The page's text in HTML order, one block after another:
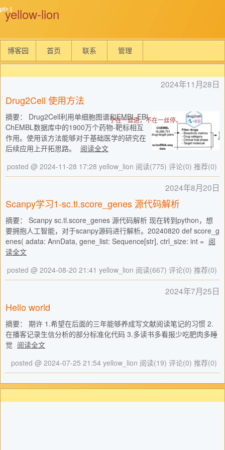
yellow-lion
宁在一丝进，不在一丝停。
博客园 首页 联系 管理
2024年11月28日
Drug2Cell 使用方法
摘要： Drug2Cell利用单细胞图谱和EMBL-EBI
ChEMBL数据库中的1900万个药物-靶标相互
作用。使用该方法能够对于基础医学的研究在
后续应用上开拓思路。
阅读全文
posted @ 2024-11-28 17:28 yellow_lion 阅读(775) 评论(0) 推荐(0)
2024年8月20日
Scanpy学习1-sc.tl.score_genes 源代码解析
摘要： Scanpy sc.tl.score_genes 源代码解析 现在转到python，想
要拥抱人工智能，对于scanpy源码进行解析。20240820 def score_g
enes( adata: AnnData, gene_list: Sequence[str], ctrl_size: int = 阅
读全文
posted @ 2024-08-20 21:41 yellow_lion 阅读(667) 评论(0) 推荐(0)
2024年7月25日
Hello world
摘要： 期许 1.希望在后面的三年能够养成写文献阅读笔记的习惯 2.
在播客记录生信分析的部分标准化代码 3.多读书多看报少吃肥肉多睡
觉 阅读全文
posted @ 2024-07-25 21:54 yellow_lion 阅读(19) 评论(0) 推荐(0)